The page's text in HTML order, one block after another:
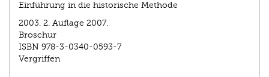
Einführung in die historische Methode
2003. 2. Auflage 2007.
Broschur
ISBN 978-3-0340-0593-7
Vergriffen